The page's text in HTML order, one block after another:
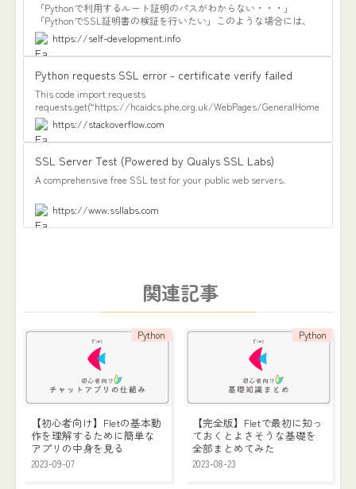
「Pythonで利用するルート証明のパスがわからない・・・」
「PythonでSSL証明書の検証を行いたい」このような場合には、
Certifiがオススメです。この記事では、SSL証明書の検証に必要な
Certifiのインストールを解説しています。
https://self-development.info
Python requests SSL error - certificate verify failed
This code import requests
requests.get(“https://hcaidcs.phe.org.uk/WebPages/GeneralHome
Page.aspx”) is giving me this error [SSL:
CERTIFICATE_VERIFY_FAILED] certificate verify failed (_ssl.c:777)…
https://stackoverflow.com
SSL Server Test (Powered by Qualys SSL Labs)
A comprehensive free SSL test for your public web servers.
https://www.ssllabs.com
関連記事
Python
【初心者向け】Fletの基本動
作を理解するために簡単な
アプリの中身を見る
2023-09-07
Python
【完全版】Fletで最初に知っ
ておくとよさそうな基礎を
全部まとめてみた
2023-08-23